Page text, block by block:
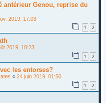
antérieur Genou, reprise du
2019, 17:03
1 2
2019, 18:23
1 2
les entorses?
« 24 juin 2019, 01:50
1 2